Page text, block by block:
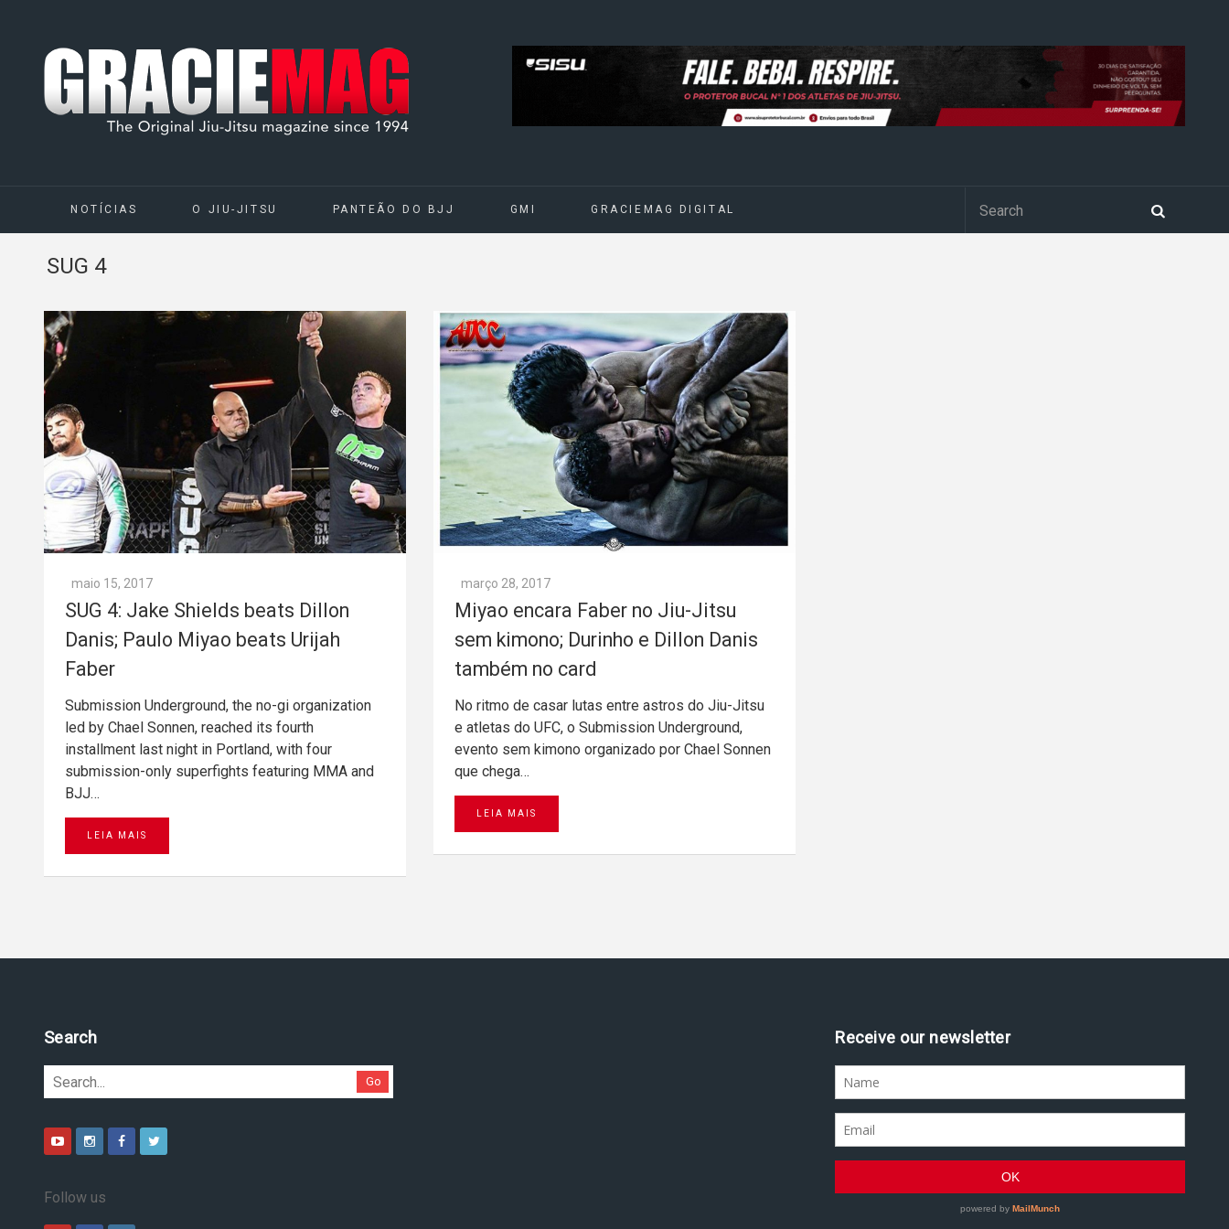
NOTÍCIAS O JIU-JITSU PANTEÃO DO BJJ GMI GRACIEMAG DIGITAL
SUG 4
maio 15, 2017
SUG 4: Jake Shields beats Dillon
Danis; Paulo Miyao beats Urijah
Faber
Submission Underground, the no-gi organization
led by Chael Sonnen, reached its fourth
installment last night in Portland, with four
submission-only superfights featuring MMA and
BJJ…
LEIA MAIS
março 28, 2017
Miyao encara Faber no Jiu-Jitsu
sem kimono; Durinho e Dillon Danis
também no card
No ritmo de casar lutas entre astros do Jiu-Jitsu
e atletas do UFC, o Submission Underground,
evento sem kimono organizado por Chael Sonnen
que chega…
LEIA MAIS
Search
Go
Follow us
Receive our newsletter